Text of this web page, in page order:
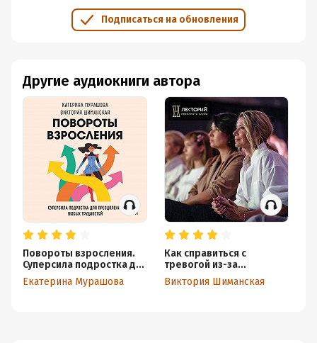
Подписаться на обновления
Другие аудиокниги автора
Повороты взросления.
Суперсила подростка для
преодоления любых
трудностей
Екатерина Мурашова
Как справиться с
тревогой из-за
новостей?
Виктория Шиманская